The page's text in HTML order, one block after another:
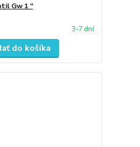
Gw 1 "
3-7 dní
do košíka